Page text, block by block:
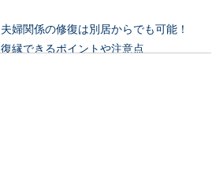
夫婦関係の修復は別居からでも可能！
復縁できるポイントや注意点